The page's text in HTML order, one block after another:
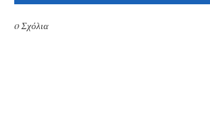
0 Σχόλια